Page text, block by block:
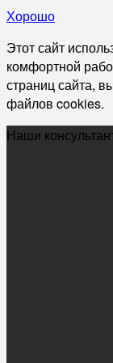
Хорошо
Этот сайт
комфортной
страниц сайта,
файлов cookies.
Наши